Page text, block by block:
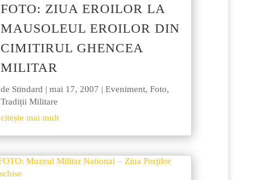
FOTO: ZIUA EROILOR LA
MAUSOLEUL EROILOR DIN
CIMITIRUL GHENCEA
MILITAR
de Stindard |mai 17, 2007 |Eveniment,Foto,
Tradiții Militare
citește mai mult